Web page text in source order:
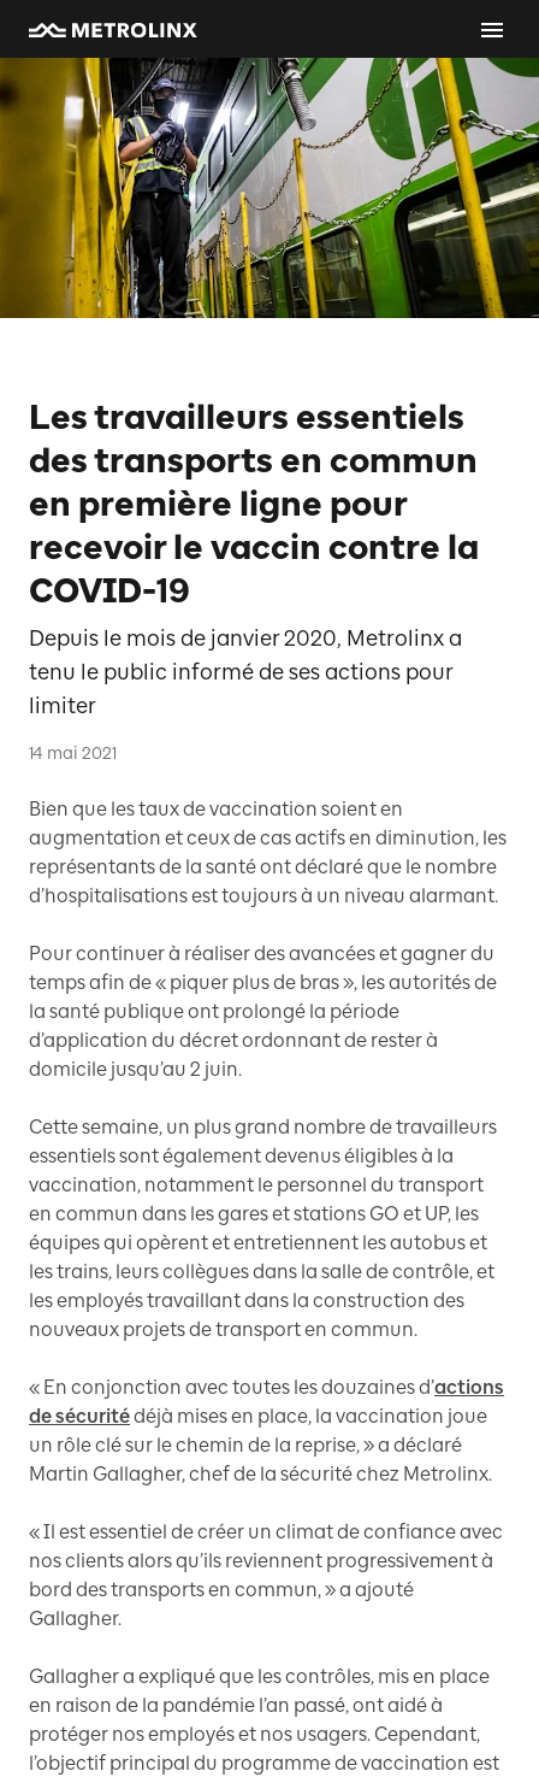
Les travailleurs essentiels
des transports en commun
en première ligne pour
recevoir le vaccin contre la
COVID-19
Depuis le mois de janvier 2020, Metrolinx a
tenu le public informé de ses actions pour
limiter
14 mai 2021
Bien que les taux de vaccination soient en
augmentation et ceux de cas actifs en diminution, les
représentants de la santé ont déclaré que le nombre
d’hospitalisations est toujours à un niveau alarmant.
Pour continuer à réaliser des avancées et gagner du
temps afin de « piquer plus de bras », les autorités de
la santé publique ont prolongé la période
d’application du décret ordonnant de rester à
domicile jusqu’au 2 juin.
Cette semaine, un plus grand nombre de travailleurs
essentiels sont également devenus éligibles à la
vaccination, notamment le personnel du transport
en commun dans les gares et stations GO et UP, les
équipes qui opèrent et entretiennent les autobus et
les trains, leurs collègues dans la salle de contrôle, et
les employés travaillant dans la construction des
nouveaux projets de transport en commun.
« En conjonction avec toutes les douzaines d’actions
de sécuritédéjà mises en place, la vaccination joue
un rôle clé sur le chemin de la reprise, » a déclaré
Martin Gallagher, chef de la sécurité chez Metrolinx.
« Il est essentiel de créer un climat de confiance avec
nos clients alors qu’ils reviennent progressivement à
bord des transports en commun, » a ajouté
Gallagher.
Gallagher a expliqué que les contrôles, mis en place
en raison de la pandémie l’an passé, ont aidé à
protéger nos employés et nos usagers. Cependant,
l’objectif principal du programme de vaccination est